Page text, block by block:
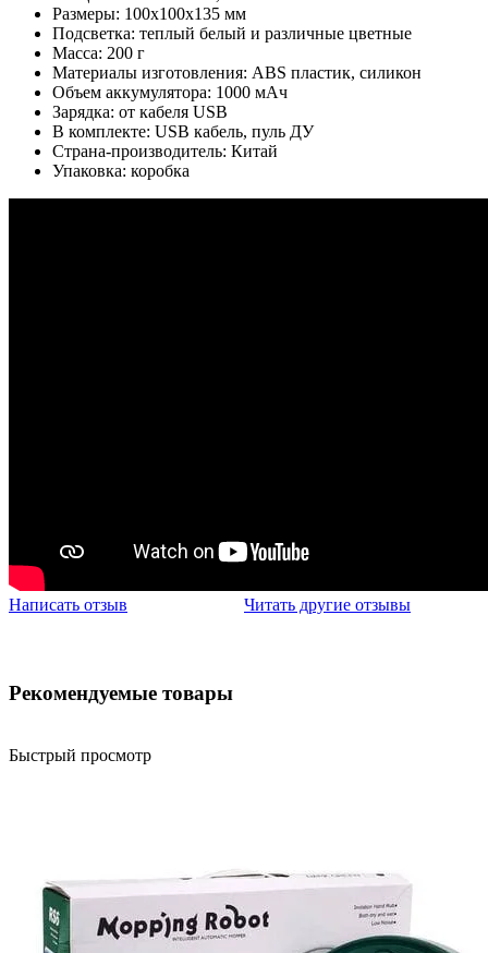
Размеры: 100х100х135 мм
Подсветка: теплый белый и различные цветные
Масса: 200 г
Материалы изготовления: ABS пластик, силикон
Объем аккумулятора: 1000 мАч
Зарядка: от кабеля USB
В комплекте: USB кабель, пуль ДУ
Страна-производитель: Китай
Упаковка: коробка
Написать отзыв Читать другие отзывы
Рекомендуемые товары
Быстрый просмотр